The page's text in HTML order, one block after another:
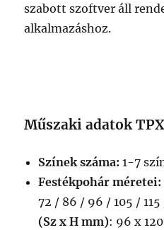
szabott szoftver áll
alkalmazáshoz.
Műszaki adatok
Színek száma: 1-7
Festékpohár méretei:
72 / 86 / 96 / 105 /
(Sz x H mm): 96 x